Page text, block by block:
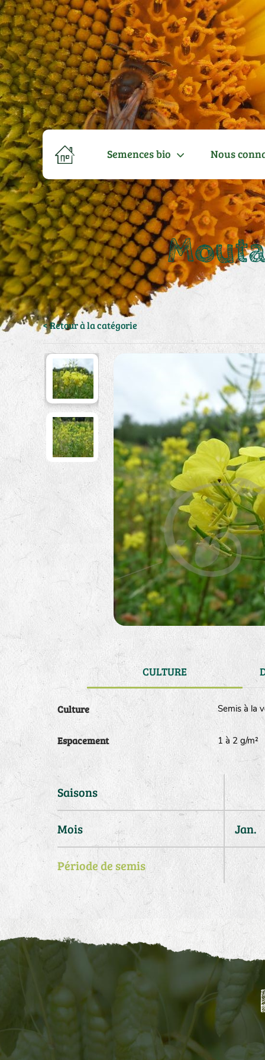
Semences bio Nous
< Retour à la catégorie
CULTURE
Culture Semis à la
Espacement 1 à 2 g/m²
Saisons
Mois Jan.
Période de semis